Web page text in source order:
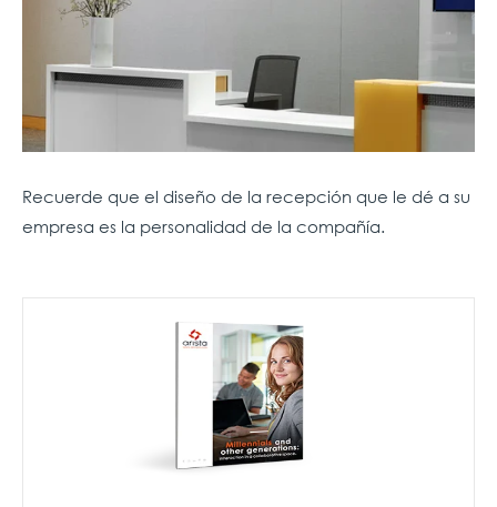
Recuerde que el diseño de la recepción que le dé a su
empresa es la personalidad de la compañía.